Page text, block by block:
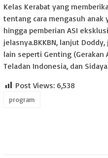
Kelas Kerabat yang
tentang cara mengasuh anak
hingga pemberian ASI
jelasnya.BKKBN, lanjut
lain seperti Genting (Gerakan
Teladan Indonesia, dan
Post Views: 6,538
program